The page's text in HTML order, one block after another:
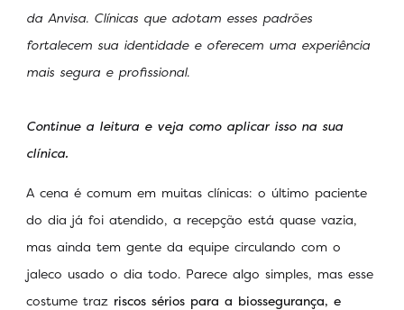
da Anvisa. Clínicas que adotam esses padrões
fortalecem sua identidade e oferecem uma experiência
mais segura e profissional.
Continue a leitura e veja como aplicar isso na sua
clínica.
A cena é comum em muitas clínicas: o último paciente
do dia já foi atendido, a recepção está quase vazia,
mas ainda tem gente da equipe circulando com o
jaleco usado o dia todo. Parece algo simples, mas esse
costume traz riscos sérios para a biossegurança, e